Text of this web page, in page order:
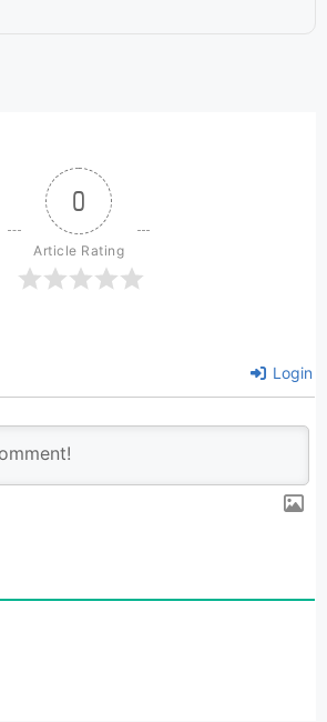
0
Article Rating
Login